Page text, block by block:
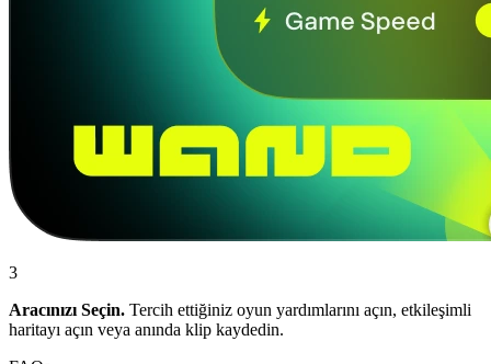
3
Aracınızı Seçin. Tercih ettiğiniz oyun yardımlarını açın, etkileşimli
haritayı açın veya anında klip kaydedin.